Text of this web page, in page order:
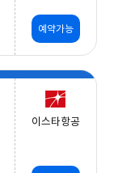
예약가능
이스타항공